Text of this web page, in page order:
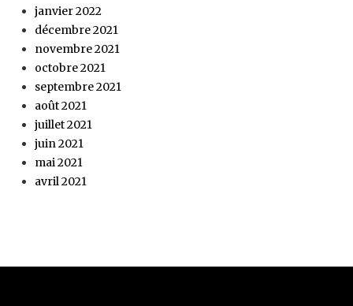
janvier 2022
décembre 2021
novembre 2021
octobre 2021
septembre 2021
août 2021
juillet 2021
juin 2021
mai 2021
avril 2021